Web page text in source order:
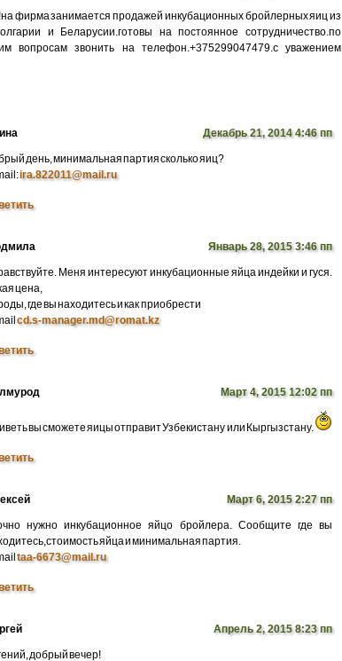
фирма занимается продажей инкубационных бройлерных яиц из
и Беларусии.готовы на постоянное сотрудничество.по
вопросам звонить на телефон.+375299047479.с уважением
Декабрь 21, 2014 4:46 пп
день, минимальная партия сколько яиц?
ira.822011@mail.ru
Январь 28, 2015 3:46 пп
Меня интересуют инкубационные яйца индейки и гуся.
цена,
где вы находитесь и как приобрести
cd.s-manager.md@romat.kz
Март 4, 2015 12:02 пп
вы сможете яицы отправит Узбекистану или Кыргызстану.
Март 6, 2015 2:27 пп
нужно инкубационное яйцо бройлера. Сообщите где вы
яйца и минимальная партия.
taa-6673@mail.ru
Апрель 2, 2015 8:23 пп
добрый вечер!